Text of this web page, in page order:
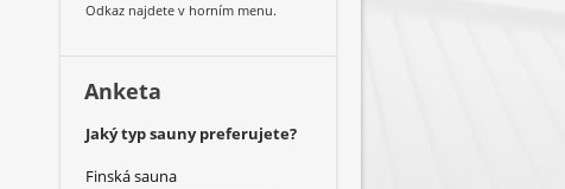
Odkaz najdete v horním menu.
Anketa
Jaký typ sauny preferujete?
Finská sauna